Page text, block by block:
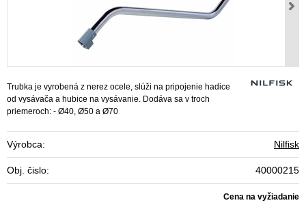
Trubka je vyrobená z nerez ocele, slúži na pripojenie hadice
od vysávača a hubice na vysávanie. Dodáva sa v troch
priemeroch: - Ø40, Ø50 a Ø70
Výrobca: Nilfisk
Obj. čislo: 40000215
Cena na vyžiadanie